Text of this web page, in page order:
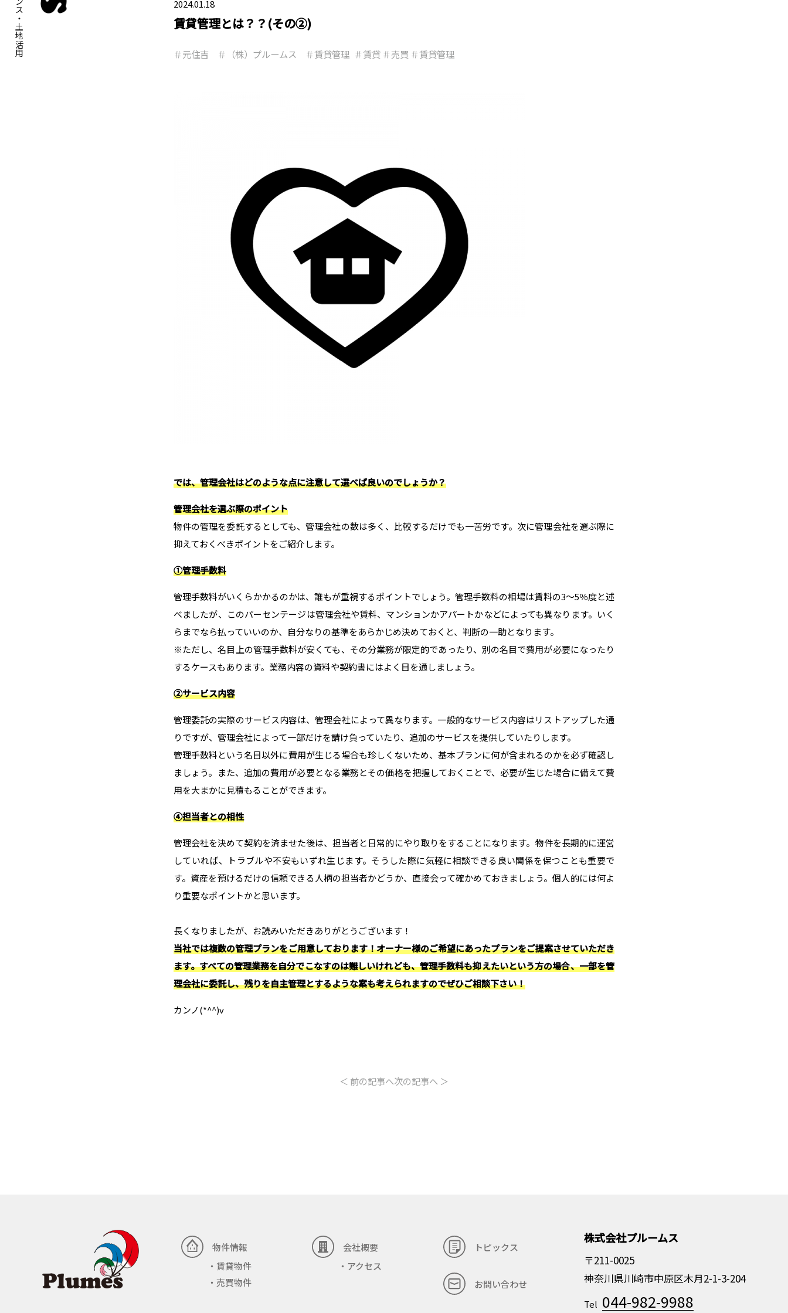
2024.01.18
賃貸管理とは？？(その②)
＃元住吉 ＃（株）プルームス ＃賃貸管理 ＃賃貸 ＃売買 ＃賃貸管理
では、管理会社はどのような点に注意して選べば良いのでしょうか？
管理会社を選ぶ際のポイント
物件の管理を委託するとしても、管理会社の数は多く、比較するだけでも一苦労です。次に管理会社を選ぶ際に
抑えておくべきポイントをご紹介します。
①管理手数料
管理手数料がいくらかかるのかは、誰もが重視するポイントでしょう。管理手数料の相場は賃料の3～5％度と述
べましたが、このパーセンテージは管理会社や賃料、マンションかアパートかなどによっても異なります。いく
らまでなら払っていいのか、自分なりの基準をあらかじめ決めておくと、判断の一助となります。
※ただし、名目上の管理手数料が安くても、その分業務が限定的であったり、別の名目で費用が必要になったり
するケースもあります。業務内容の資料や契約書にはよく目を通しましょう。
②サービス内容
管理委託の実際のサービス内容は、管理会社によって異なります。一般的なサービス内容はリストアップした通
りですが、管理会社によって一部だけを請け負っていたり、追加のサービスを提供していたりします。
管理手数料という名目以外に費用が生じる場合も珍しくないため、基本プランに何が含まれるのかを必ず確認し
ましょう。また、追加の費用が必要となる業務とその価格を把握しておくことで、必要が生じた場合に備えて費
用を大まかに見積もることができます。
④担当者との相性
管理会社を決めて契約を済ませた後は、担当者と日常的にやり取りをすることになります。物件を長期的に運営
していれば、トラブルや不安もいずれ生じます。そうした際に気軽に相談できる良い関係を保つことも重要で
す。資産を預けるだけの信頼できる人柄の担当者かどうか、直接会って確かめておきましょう。個人的には何よ
り重要なポイントかと思います。
長くなりましたが、お読みいただきありがとうございます！
当社では複数の管理プランをご用意しております！オーナー様のご希望にあったプランをご提案させていただき
ます。すべての管理業務を自分でこなすのは難しいけれども、管理手数料も抑えたいという方の場合、一部を管
理会社に委託し、残りを自主管理とするような案も考えられますのでぜひご相談下さい！
カンノ(*^^)v
＜ 前の記事へ次の記事へ ＞
物件情報
賃貸物件
売買物件
会社概要
アクセス
トピックス
お問い合わせ
株式会社プルームス
〒211-0025
神奈川県川崎市中原区木月2-1-3-204
Tel 044-982-9988